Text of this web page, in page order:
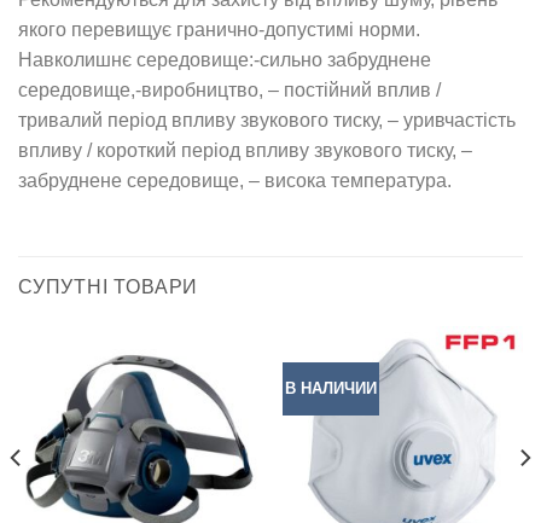
якого перевищує гранично-допустимі норми.
Навколишнє середовище:-сильно забруднене
середовище,-виробництво, – постійний вплив /
тривалий період впливу звукового тиску, – уривчастість
впливу / короткий період впливу звукового тиску, –
забруднене середовище, – висока температура.
СУПУТНІ ТОВАРИ
В НАЛИЧИИ